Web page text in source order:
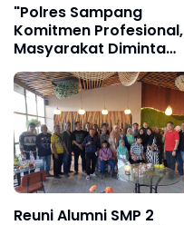
"Polres Sampang
Komitmen Profesional,
Masyarakat Diminta
Lapor Jika Temukan
Pelanggaran"
Reuni Alumni SMP 2